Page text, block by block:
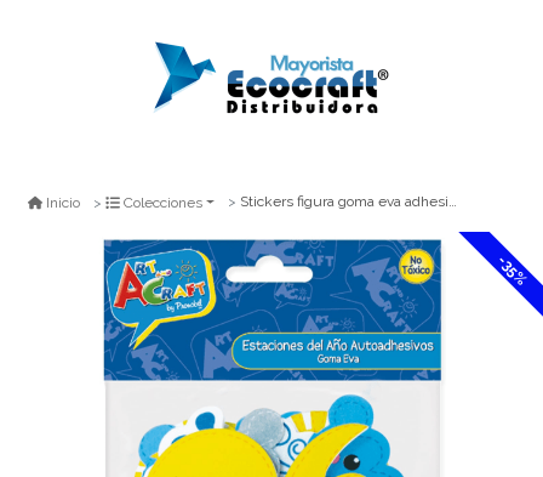
Inicio Colecciones Stickers figura goma eva adhesiva estac a¤o 40un
-35%